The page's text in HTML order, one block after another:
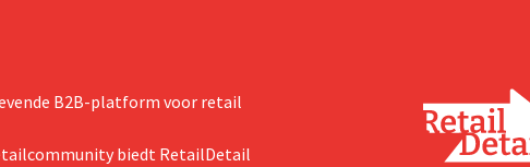
B2B-platform voor retail
biedt RetailDetail